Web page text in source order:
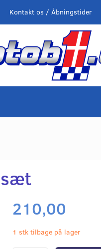
Kontakt os / Åbningstider
210,00
1 stk tilbage på lager